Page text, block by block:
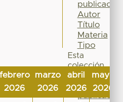
febrero
2026
marzo
2026
abril
2026
mayo
2026
publicación
Autor
Título
Materia
Tipo
Esta
colección
Fecha
de
publicación